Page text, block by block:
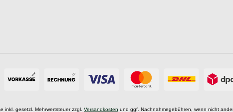
inkl. gesetzl. Mehrwertsteuer zzgl. Versandkosten und ggf. Nachnahmegebühren, wenn nicht